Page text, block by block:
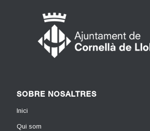
SOBRE NOSALTRES
Inici
Qui som